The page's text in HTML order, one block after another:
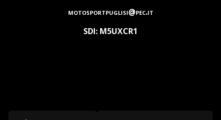
motosportpuglisi@pec.it
SDI: M5UXCR1